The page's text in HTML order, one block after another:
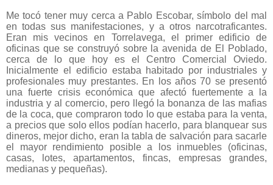
Me tocó tener muy cerca a Pablo Escobar, símbolo del mal
en todas sus manifestaciones, y a otros narcotraficantes.
Eran mis vecinos en Torrelavega, el primer edificio de
oficinas que se construyó sobre la avenida de El Poblado,
cerca de lo que hoy es el Centro Comercial Oviedo.
Inicialmente el edificio estaba habitado por industriales y
profesionales muy prestantes. En los años 70 se presentó
una fuerte crisis económica que afectó fuertemente a la
industria y al comercio, pero llegó la bonanza de las mafias
de la coca, que compraron todo lo que estaba para la venta,
a precios que solo ellos podían hacerlo, para blanquear sus
dineros, mejor dicho, eran la tabla de salvación para sacarle
el mayor rendimiento posible a los inmuebles (oficinas,
casas, lotes, apartamentos, fincas, empresas grandes,
medianas y pequeñas).